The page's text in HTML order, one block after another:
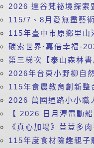
2026 達谷梵祕境探索
115/7、8月愛無盡藝
115年臺中市原鄉里
碳索世界·嘉倍幸福-
第三梯次【泰山森林
2026年台東小野柳自
115年食農教育創新
2026 萬國通路小小職
【 2026 日月潭電動
《真心加場》荳荳多
115年度食材險趣親